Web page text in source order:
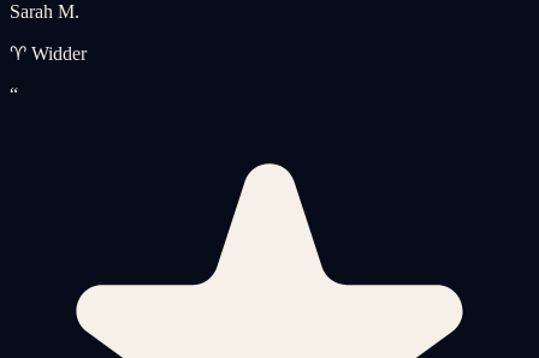
Sarah M.
♈ Widder
“